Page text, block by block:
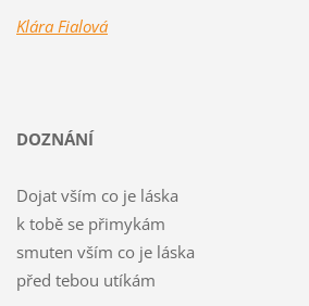
Klára Fialová
DOZNÁNÍ
Dojat vším co je láska
k tobě se přimykám
smuten vším co je láska
před tebou utíkám